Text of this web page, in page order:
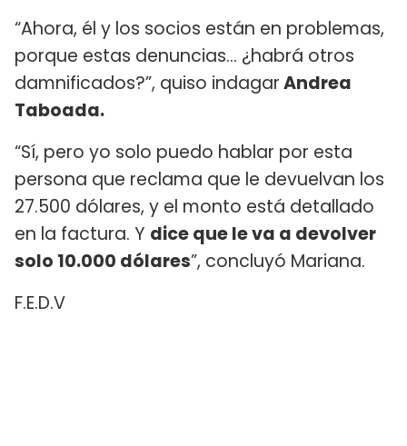
“Ahora, él y los socios están en problemas,
porque estas denuncias… ¿habrá otros
damnificados?”, quiso indagarAndrea
Taboada.
“Sí, pero yo solo puedo hablar por esta
persona que reclama que le devuelvan los
27.500 dólares, y el monto está detallado
en la factura. Y dice que le va a devolver
solo 10.000 dólares”, concluyó Mariana.
F.E.D.V